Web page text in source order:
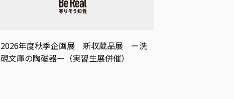
2026年度秋季企画展 新収蔵品展 ー洗
硯文庫の陶磁器ー（実習生展併催）